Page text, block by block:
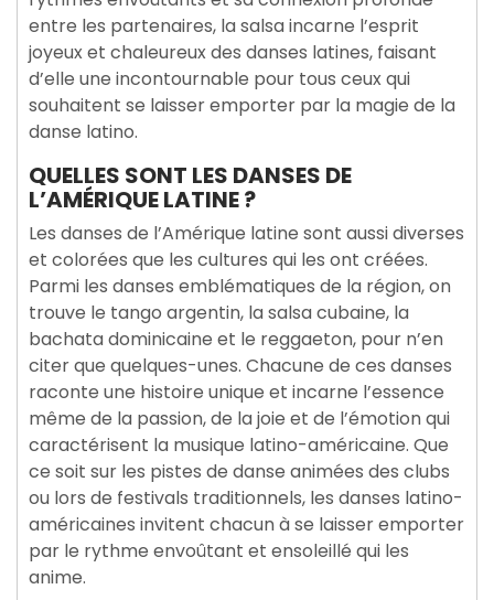
entre les partenaires, la salsa incarne l’esprit
joyeux et chaleureux des danses latines, faisant
d’elle une incontournable pour tous ceux qui
souhaitent se laisser emporter par la magie de la
danse latino.
QUELLES SONT LES DANSES DE
L’AMÉRIQUE LATINE ?
Les danses de l’Amérique latine sont aussi diverses
et colorées que les cultures qui les ont créées.
Parmi les danses emblématiques de la région, on
trouve le tango argentin, la salsa cubaine, la
bachata dominicaine et le reggaeton, pour n’en
citer que quelques-unes. Chacune de ces danses
raconte une histoire unique et incarne l’essence
même de la passion, de la joie et de l’émotion qui
caractérisent la musique latino-américaine. Que
ce soit sur les pistes de danse animées des clubs
ou lors de festivals traditionnels, les danses latino-
américaines invitent chacun à se laisser emporter
par le rythme envoûtant et ensoleillé qui les
anime.